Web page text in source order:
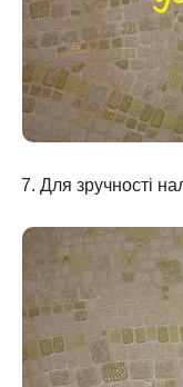
Для зручності